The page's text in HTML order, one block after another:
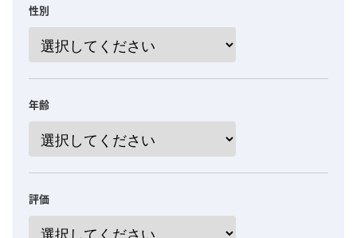
性別
年齢
評価